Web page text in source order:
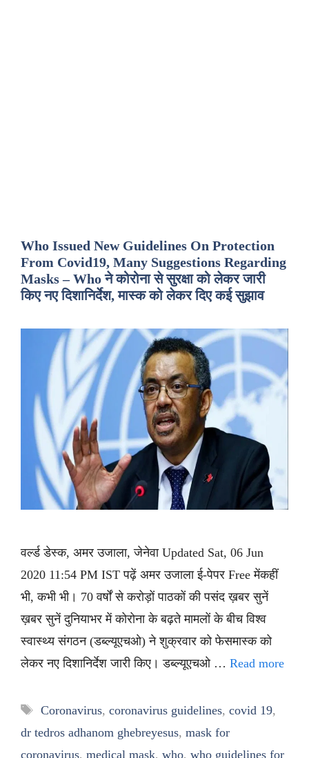
Who Issued New Guidelines On Protection
From Covid19, Many Suggestions Regarding
Masks – Who ने कोरोना से सुरक्षा को लेकर जारी
किए नए दिशानिर्देश, मास्क को लेकर दिए कई सुझाव
वर्ल्ड डेस्क, अमर उजाला, जेनेवा Updated Sat, 06 Jun
2020 11:54 PM IST पढ़ें अमर उजाला ई-पेपर Free मेंकहीं
भी, कभी भी। 70 वर्षों से करोड़ों पाठकों की पसंद ख़बर सुनें
ख़बर सुनें दुनियाभर में कोरोना के बढ़ते मामलों के बीच विश्व
स्वास्थ्य संगठन (डब्ल्यूएचओ) ने शुक्रवार को फेसमास्क को
लेकर नए दिशानिर्देश जारी किए। डब्ल्यूएचओ … Read more
Tags
Coronavirus, coronavirus guidelines, covid 19,
dr tedros adhanom ghebreyesus, mask for
coronavirus, medical mask, who, who guidelines for